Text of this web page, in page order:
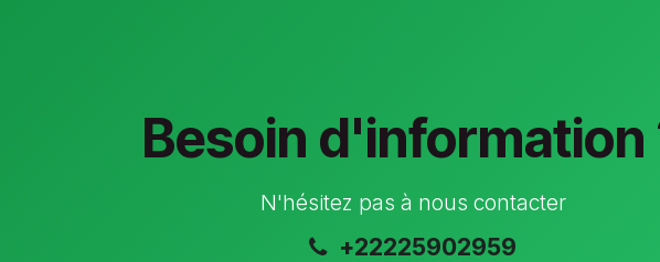
Besoin d'information
N'hésitez pas à nous contacter
+22225902959